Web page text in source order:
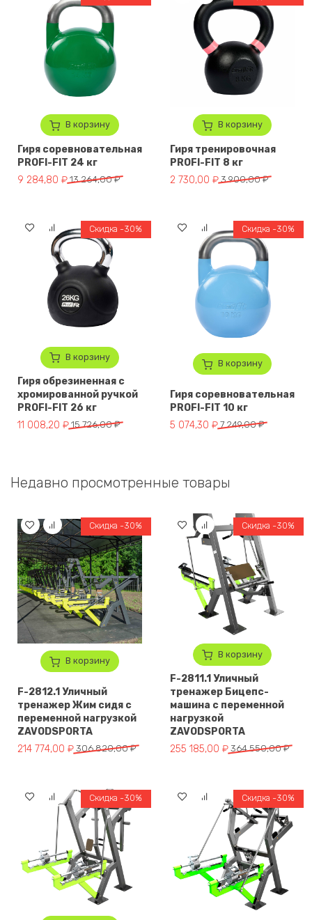
В корзину
Гиря соревновательная
PROFI-FIT 24 кг
13 264,00₽
Первоначальная цена составляла 13 264,00 ₽.
9 284,80 ₽
Текущая цена: 9 284,80 ₽.
В корзину
Гиря тренировочная
PROFI-FIT 8 кг
3 900,00₽
Первоначальная цена
2 730,00 ₽
Текущая цена: 2 730,00 ₽.
В корзину
Скидка -30%
Гиря обрезиненная с
хромированной ручкой
PROFI-FIT 26 кг
15 726,00₽
Первоначальная цена составляла 15 726,00 ₽.
11 008,20 ₽
Текущая цена: 11 008,20 ₽.
В корзину
Скидка -30%
Гиря соревновательная
PROFI-FIT 10 кг
7 249,00₽
Первоначальная цена
5 074,30 ₽
Текущая цена: 5 074,30 ₽.
Недавно просмотренные товары
В корзину
Скидка -30%
F-2812.1 Уличный
тренажер Жим сидя с
переменной нагрузкой
ZAVODSPORTA
306 820,00₽
Первоначальная цена составляла 306 820,00 ₽.
214 774,00 ₽
Текущая цена: 214 774,00 ₽.
В корзину
Скидка -30%
F-2811.1 Уличный
тренажер Бицепс-
машина с переменной
нагрузкой
ZAVODSPORTA
364 550,00₽
Первоначальная цена
255 185,00 ₽
Текущая цена: 255 185,00 ₽.
Скидка -30% Скидка -30%